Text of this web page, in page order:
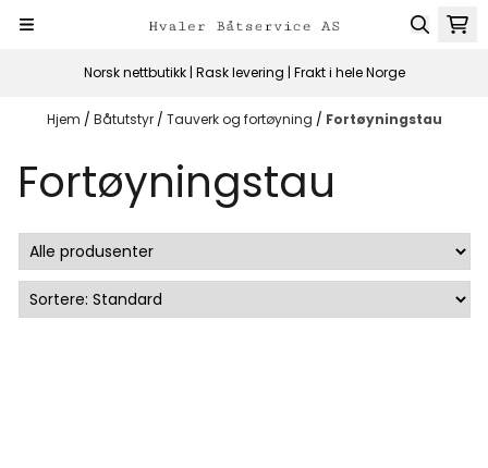
Hopp til innhold
Norsk nettbutikk | Rask levering | Frakt i hele Norge
Hjem / Båtutstyr / Tauverk og fortøyning / Fortøyningstau
Fortøyningstau